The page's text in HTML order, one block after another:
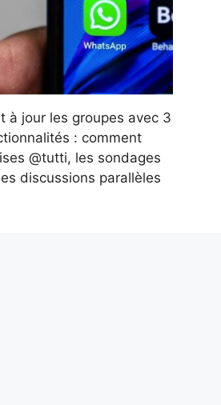
à jour les groupes avec 3
: comment
@tutti, les sondages
discussions parallèles